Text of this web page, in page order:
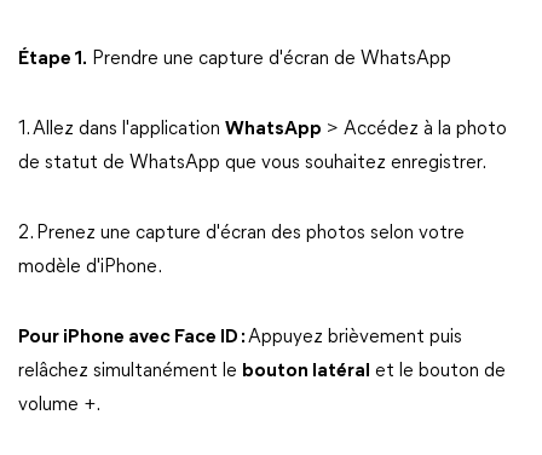
Étape 1. Prendre une capture d'écran de WhatsApp
1. Allez dans l'application WhatsApp > Accédez à la photo
de statut de WhatsApp que vous souhaitez enregistrer.
2. Prenez une capture d'écran des photos selon votre
modèle d'iPhone.
Pour iPhone avec Face ID :Appuyez brièvement puis
relâchez simultanément le bouton latéral et le bouton de
volume +.